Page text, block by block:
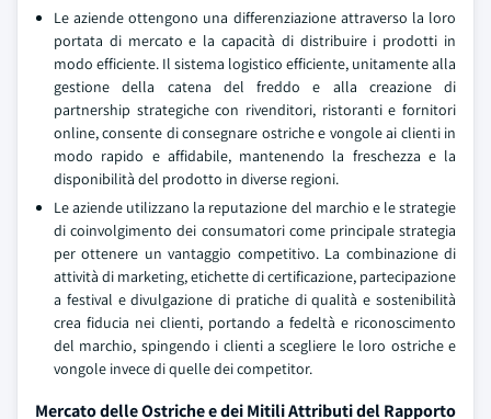
Le aziende ottengono una differenziazione attraverso la loro
portata di mercato e la capacità di distribuire i prodotti in
modo efficiente. Il sistema logistico efficiente, unitamente alla
gestione della catena del freddo e alla creazione di
partnership strategiche con rivenditori, ristoranti e fornitori
online, consente di consegnare ostriche e vongole ai clienti in
modo rapido e affidabile, mantenendo la freschezza e la
disponibilità del prodotto in diverse regioni.
Le aziende utilizzano la reputazione del marchio e le strategie
di coinvolgimento dei consumatori come principale strategia
per ottenere un vantaggio competitivo. La combinazione di
attività di marketing, etichette di certificazione, partecipazione
a festival e divulgazione di pratiche di qualità e sostenibilità
crea fiducia nei clienti, portando a fedeltà e riconoscimento
del marchio, spingendo i clienti a scegliere le loro ostriche e
vongole invece di quelle dei competitor.
Mercato delle Ostriche e dei Mitili Attributi del Rapporto